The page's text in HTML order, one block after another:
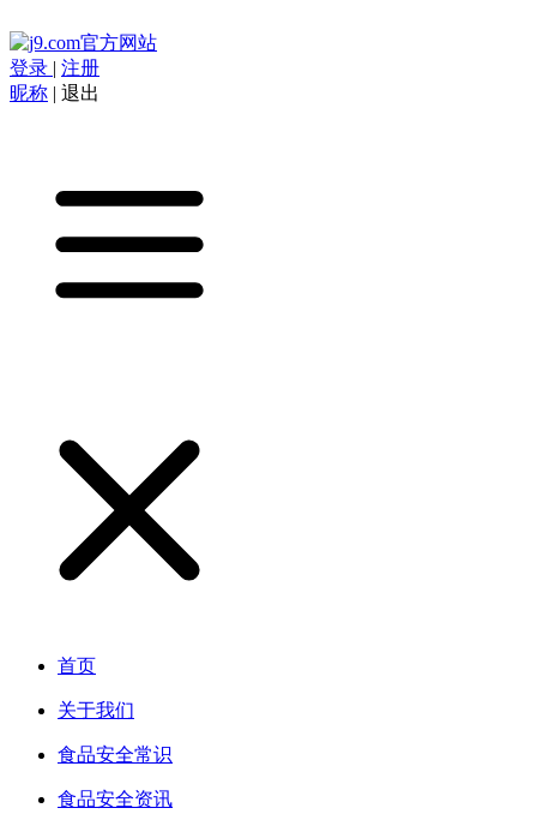
登录 | 注册
昵称 | 退出
首页
关于我们
食品安全常识
食品安全资讯